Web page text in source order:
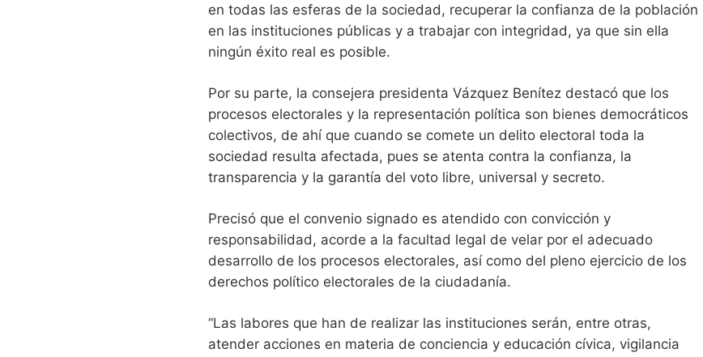
en todas las esferas de la sociedad, recuperar la confianza de la población
en las instituciones públicas y a trabajar con integridad, ya que sin ella
ningún éxito real es posible.
Por su parte, la consejera presidenta Vázquez Benítez destacó que los
procesos electorales y la representación política son bienes democráticos
colectivos, de ahí que cuando se comete un delito electoral toda la
sociedad resulta afectada, pues se atenta contra la confianza, la
transparencia y la garantía del voto libre, universal y secreto.
Precisó que el convenio signado es atendido con convicción y
responsabilidad, acorde a la facultad legal de velar por el adecuado
desarrollo de los procesos electorales, así como del pleno ejercicio de los
derechos político electorales de la ciudadanía.
“Las labores que han de realizar las instituciones serán, entre otras,
atender acciones en materia de conciencia y educación cívica, vigilancia